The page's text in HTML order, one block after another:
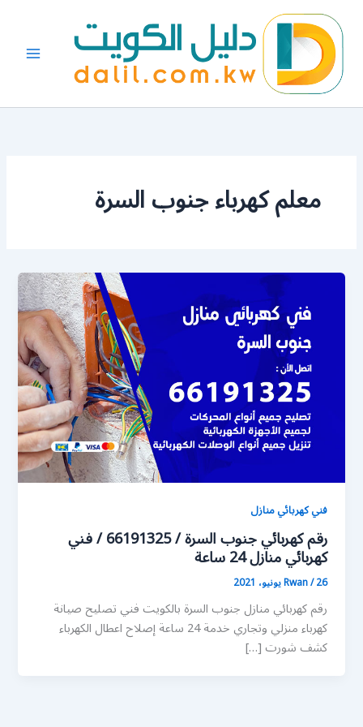
المحتوى
معلم كهرباء جنوب السرة
فني كهربائي منازل
رقم كهربائي جنوب السرة / 66191325 / فني
كهربائي منازل 24 ساعة
Rwan/26 يونيو، 2021
رقم كهربائي منازل جنوب السرة بالكويت فني تصليح صيانة
كهرباء منزلي وتجاري خدمة 24 ساعة إصلاح اعطال الكهرباء
كشف شورت […]